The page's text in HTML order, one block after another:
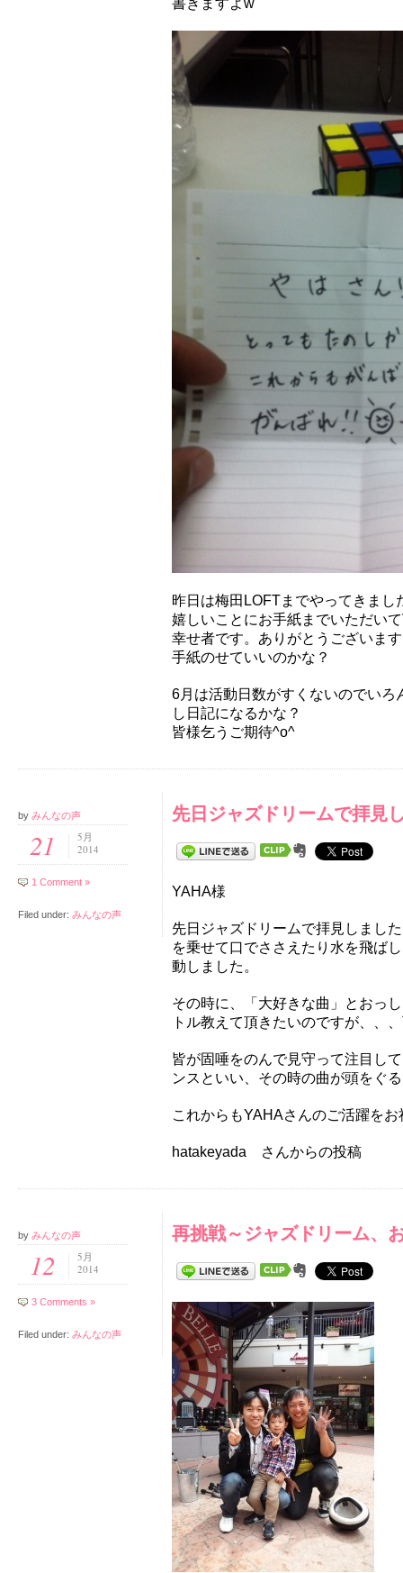
昨日は梅田LOFTまでやってきまし
嬉しいことにお手紙までいただい
幸せ者です。ありがとうございま
手紙のせていいのかな？
6月は活動日数がすくないのでいろ
し日記になるかな？
皆様乞うご期待^o^
by みんなの声
21
5月
2014
1 Comment »
Filed under: みんなの声
先日ジャズドリームで拝見
YAHA様
先日ジャズドリームで拝見しまし
を乗せて口でささえたり水を飛ば
動しました。
その時に、「大好きな曲」とおっ
トル教えて頂きたいのですが、
皆が固唾をのんで見守って注目し
ンスといい、その時の曲が頭をぐ
これからもYAHAさんのご活躍を
hatakeyada さんからの投稿
by みんなの声
12
5月
2014
3 Comments »
Filed under: みんなの声
再挑戦～ジャズドリーム、